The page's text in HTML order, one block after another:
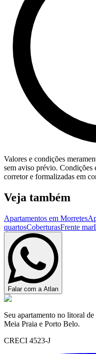
Valores e condições
sem aviso prévio. Condições
corretor e formalizadas em
Veja também
Apartamentos em Morretes
quartosCoberturasFrente mar
Falar com a Atlan
Seu apartamento no litoral
Meia Praia e Porto Belo.
CRECI 4523-J